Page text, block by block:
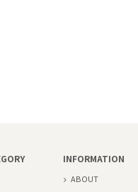
INFORMATION
ABOUT